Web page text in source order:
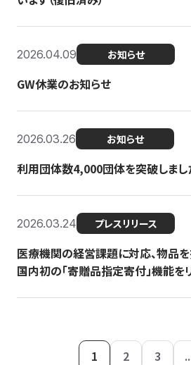
2026.04.09 お知らせ
GW休業のお知らせ
2026.03.26 お知らせ
利用団体数4,000団体を突破しまし
2026.03.24 プレスリリース
医療機関の経営課題に対応、物品
国内初の「寄贈品指定寄付」機能を
1 2 3